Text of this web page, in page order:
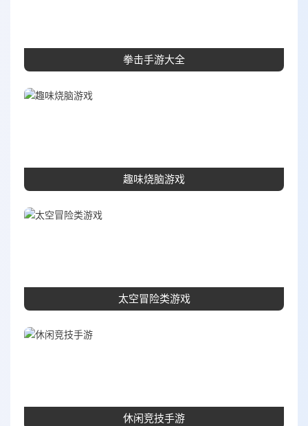
拳击手游大全
趣味烧脑游戏
太空冒险类游戏
休闲竞技手游